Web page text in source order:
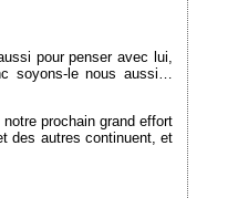
pour penser avec lui,
soyons-le nous aussi…
prochain grand effort
des autres continuent, et